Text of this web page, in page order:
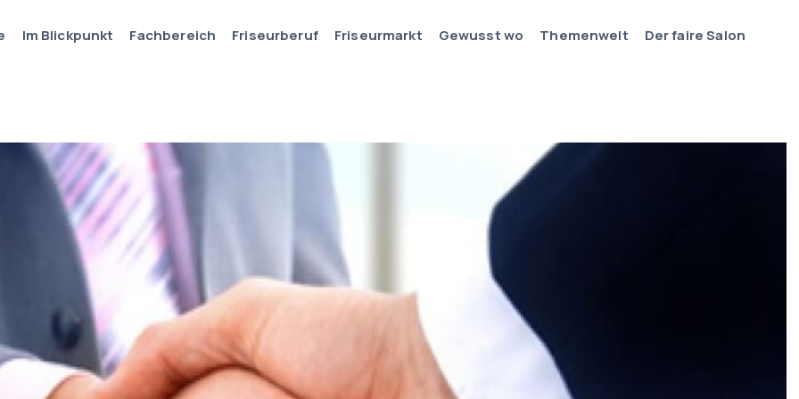
Im Blickpunkt Fachbereich Friseurberuf Friseurmarkt Gewusst wo Themenwelt Der faire Salon